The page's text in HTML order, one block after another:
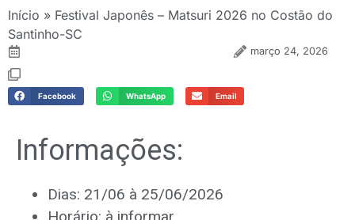
Início » Festival Japonês – Matsuri 2026 no Costão do
Santinho-SC
março 24, 2026
Facebook WhatsApp Email
Informações:
Dias: 21/06 à 25/06/2026
Horário: à informar